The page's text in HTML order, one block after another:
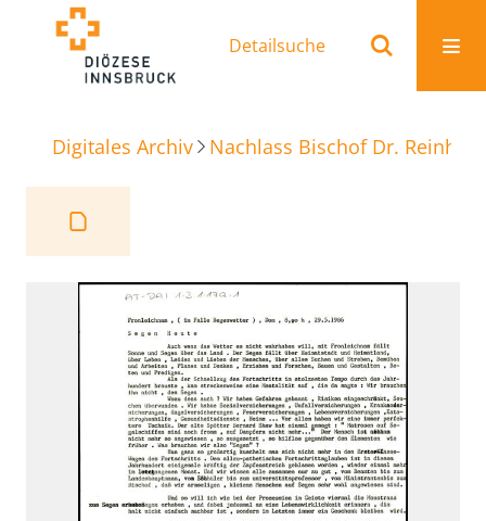
Detailsuche
Digitales Archiv Nachlass Bischof Dr.